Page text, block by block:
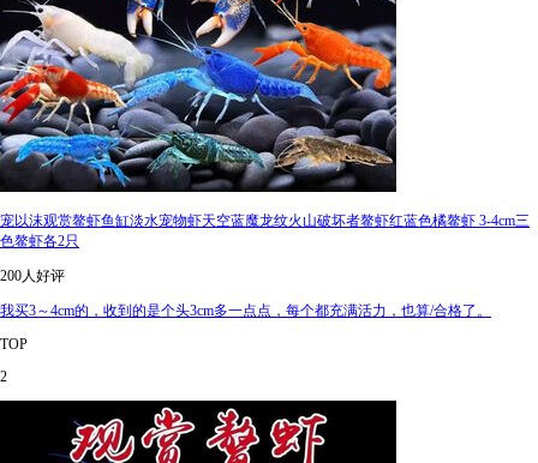
宠以沫观赏鳌虾鱼缸淡水宠物虾天空蓝魔龙纹火山破坏者鳌虾红蓝色橘鳌虾 3-4cm三
色鳌虾各2只
200人好评
我买3～4cm的，收到的是个头3cm多一点点，每个都充满活力，也算/合格了。
TOP
2